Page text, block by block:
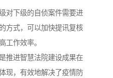
对下级的自侦案件需要进
方式，可以加快提讯复核
工作效率。
推进智慧法院建设成果在
现，有效地解决了疫情防